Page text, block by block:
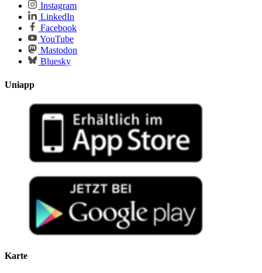
Instagram
LinkedIn
Facebook
YouTube
Mastodon
Bluesky
Uniapp
Karte